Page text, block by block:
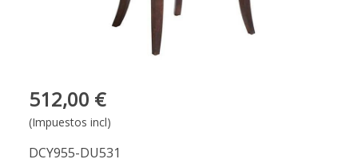
512,00 €
(Impuestos incl)
DCY955-DU531